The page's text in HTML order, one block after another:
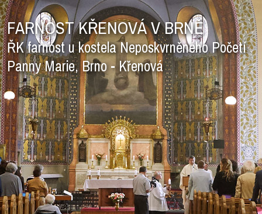
FARNOST KŘENOVÁ V BRNĚ
ŘK farnost u kostela Neposkvrněného Početí
Panny Marie, Brno - Křenová